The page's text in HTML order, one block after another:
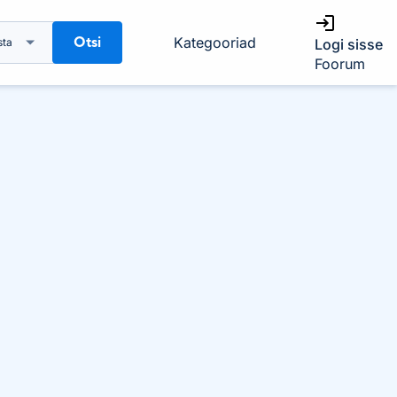
Otsi Kategooriad
Logi sisse
Foorum